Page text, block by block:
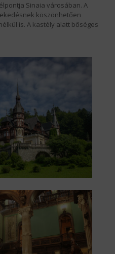
Sinaia városában. A
köszönhetően
is. A kastély alatt bőséges